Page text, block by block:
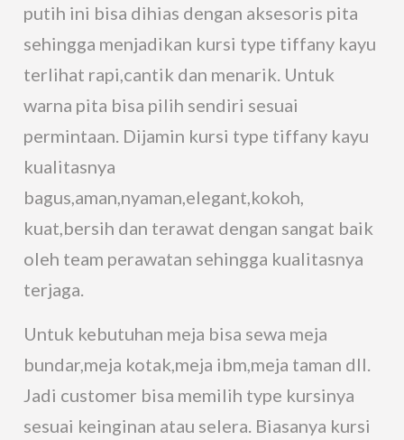
putih ini bisa dihias dengan aksesoris pita
sehingga menjadikan kursi type tiffany kayu
terlihat rapi,cantik dan menarik. Untuk
warna pita bisa pilih sendiri sesuai
permintaan. Dijamin kursi type tiffany kayu
kualitasnya
bagus,aman,nyaman,elegant,kokoh,
kuat,bersih dan terawat dengan sangat baik
oleh team perawatan sehingga kualitasnya
terjaga.
Untuk kebutuhan meja bisa sewa meja
bundar,meja kotak,meja ibm,meja taman dll.
Jadi customer bisa memilih type kursinya
sesuai keinginan atau selera. Biasanya kursi